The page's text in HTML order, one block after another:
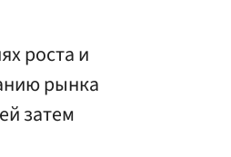
роста и
рынка
затем